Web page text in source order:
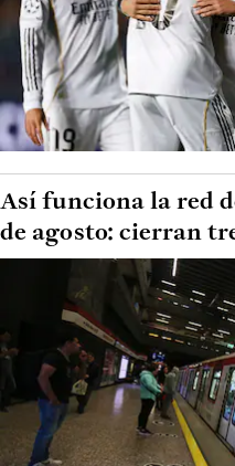
Así funciona la red
de agosto: cierran